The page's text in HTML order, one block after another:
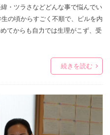
・ツラさなどどんな事で悩んでい
の頃からすごく不順で、ピルを内
てからも自力では生理がこず、受
続きを読む